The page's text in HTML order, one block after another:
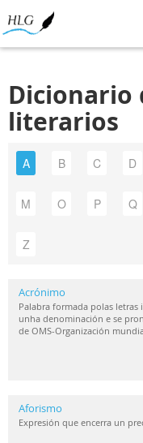
Dicionario
literarios
A B C D
M O P Q
Z
Acrónimo
Palabra formada polas
unha denominación e se
de OMS-Organización
Aforismo
Expresión que encerra un